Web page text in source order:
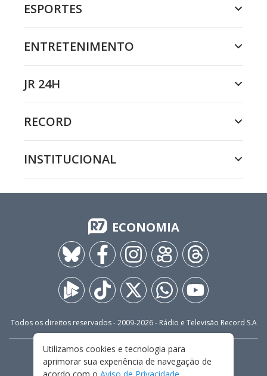
ESPORTES
ENTRETENIMENTO
JR 24H
RECORD
INSTITUCIONAL
ECONOMIA
Todos os direitos reservados - 2009-2026- Rádio e Televisão Record S.A
FALE CONOSCO
PRIVACIDADE
TERMOS E CONDIÇÕES DE USO
Utilizamos cookies e tecnologia para
aprimorar sua experiência de navegação de